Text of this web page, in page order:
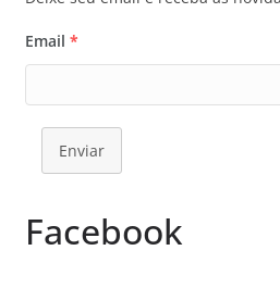
Email *
Enviar
Facebook